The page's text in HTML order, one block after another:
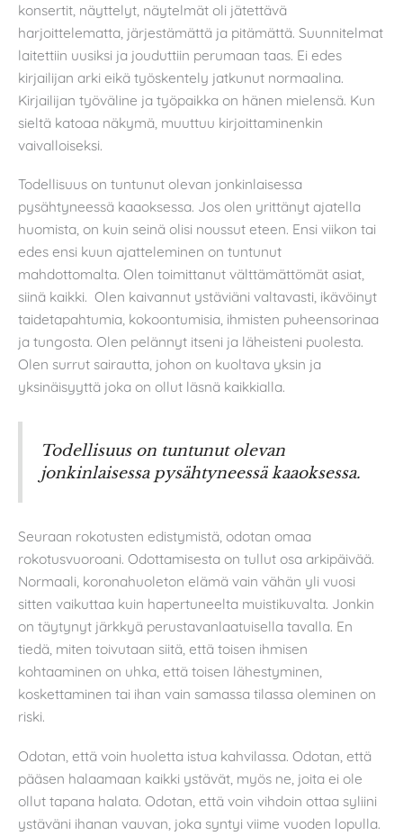
konsertit, näyttelyt, näytelmät oli jätettävä
harjoittelematta, järjestämättä ja pitämättä. Suunnitelmat
laitettiin uusiksi ja jouduttiin perumaan taas. Ei edes
kirjailijan arki eikä työskentely jatkunut normaalina.
Kirjailijan työväline ja työpaikka on hänen mielensä. Kun
sieltä katoaa näkymä, muuttuu kirjoittaminenkin
vaivalloiseksi.
Todellisuus on tuntunut olevan jonkinlaisessa
pysähtyneessä kaaoksessa. Jos olen yrittänyt ajatella
huomista, on kuin seinä olisi noussut eteen. Ensi viikon tai
edes ensi kuun ajatteleminen on tuntunut
mahdottomalta. Olen toimittanut välttämättömät asiat,
siinä kaikki. Olen kaivannut ystäviäni valtavasti, ikävöinyt
taidetapahtumia, kokoontumisia, ihmisten puheensorinaa
ja tungosta. Olen pelännyt itseni ja läheisteni puolesta.
Olen surrut sairautta, johon on kuoltava yksin ja
yksinäisyyttä joka on ollut läsnä kaikkialla.
Todellisuus on tuntunut olevan
jonkinlaisessa pysähtyneessä kaaoksessa.
Seuraan rokotusten edistymistä, odotan omaa
rokotusvuoroani. Odottamisesta on tullut osa arkipäivää.
Normaali, koronahuoleton elämä vain vähän yli vuosi
sitten vaikuttaa kuin hapertuneelta muistikuvalta. Jonkin
on täytynyt järkkyä perustavanlaatuisella tavalla. En
tiedä, miten toivutaan siitä, että toisen ihmisen
kohtaaminen on uhka, että toisen lähestyminen,
koskettaminen tai ihan vain samassa tilassa oleminen on
riski.
Odotan, että voin huoletta istua kahvilassa. Odotan, että
pääsen halaamaan kaikki ystävät, myös ne, joita ei ole
ollut tapana halata. Odotan, että voin vihdoin ottaa syliini
ystäväni ihanan vauvan, joka syntyi viime vuoden lopulla.